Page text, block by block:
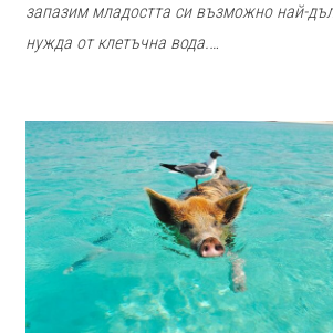
запазим младостта си възможно най-
нужда от клетъчна вода.…